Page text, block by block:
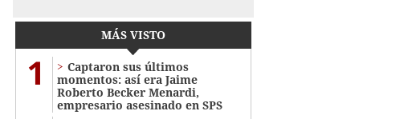
MÁS VISTO
1
Captaron sus últimos
momentos: así era Jaime
Roberto Becker Menardi​​​,
empresario asesinado en SPS